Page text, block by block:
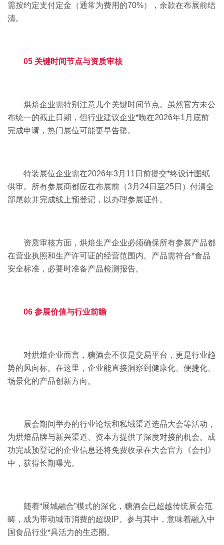
需按约定支付定金（通常为费用的70%），余款在布展前结
清。
05 关键时间节点与资质审核
烘焙企业需特别注意几个关键时间节点。虽然官方未公
布统一的截止日期，但行业建议企业*晚在2026年1月底前
完成申请，热门展位可能更早告罄。
特装展位企业需在2026年3月11日前提交*终设计图纸
供审。所有参展商都应在布展前（3月24日至25日）付清全
部尾款并完成线上预登记，以办理参展证件。
资质审核方面，烘焙生产企业必须确保所有参展产品都
在营业执照和生产许可证的经营范围内。产品需符合*食品
安全标准，必要时准备产品检测报告。
06 参展价值与行业前瞻
对烘焙企业而言，糖酒会不仅是交易平台，更是行业趋
势的风向标。在这里，企业能直接洞察到健康化、便捷化、
场景化的产品创新方向。
展会期间举办的行业论坛和私域渠道选品大会等活动，
为烘焙品牌与新兴渠道、资本方提供了深度对接的机会。成
功完成预登记的企业信息还将免费收录在大会官方《会刊》
中，获得长期曝光。
随着“展城融合”模式的深化，糖酒会已超越传统展会范
畴，成为带动城市消费的超级IP。参与其中，意味着融入中
国食品行业*具活力的生态圈。